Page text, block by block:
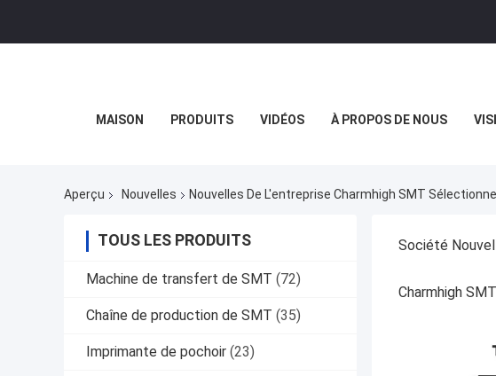
MAISON PRODUITS VIDÉOS À PROPOS DE NOUS
Aperçu Nouvelles Nouvelles De L'entreprise Charmhigh SMT
TOUS LES PRODUITS
Machine de transfert de SMT (72)
Chaîne de production de SMT (35)
Imprimante de pochoir (23)
Société
Charmhigh